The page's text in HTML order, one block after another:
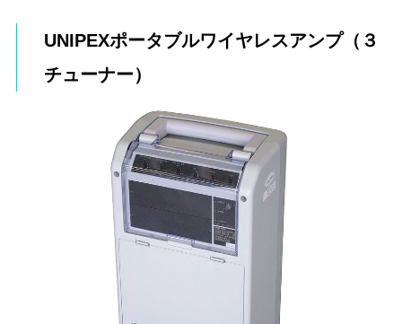
UNIPEXポータブルワイヤレスアンプ（３
チューナー）